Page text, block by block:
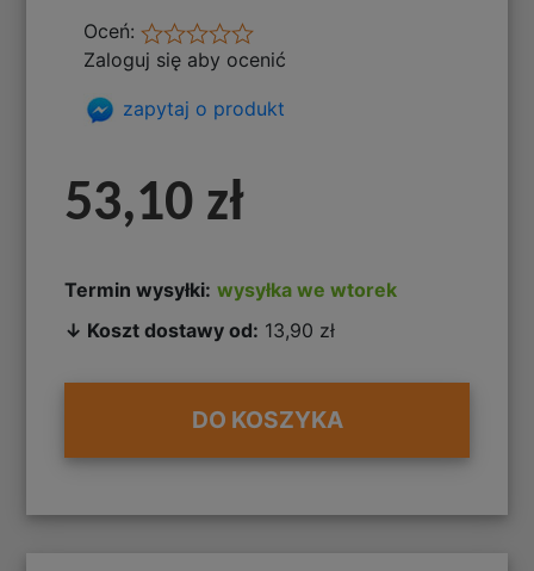
Oceń:
Zaloguj się aby ocenić
zapytaj o produkt
53,10 zł
Termin wysyłki: wysyłka we wtorek
↓ Koszt dostawy od: 13,90 zł
DO KOSZYKA